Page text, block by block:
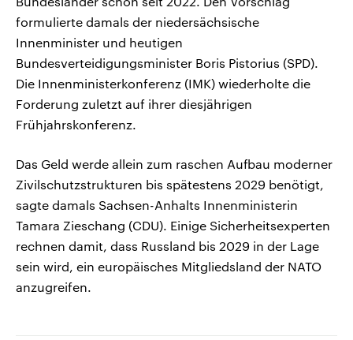
formulierte damals der niedersächsische
Innenminister und heutigen
Bundesverteidigungsminister Boris Pistorius (SPD).
Die Innenministerkonferenz (IMK) wiederholte die
Forderung zuletzt auf ihrer diesjährigen
Frühjahrskonferenz.
Das Geld werde allein zum raschen Aufbau moderner
Zivilschutzstrukturen bis spätestens 2029 benötigt,
sagte damals Sachsen-Anhalts Innenministerin
Tamara Zieschang (CDU). Einige Sicherheitsexperten
rechnen damit, dass Russland bis 2029 in der Lage
sein wird, ein europäisches Mitgliedsland der NATO
anzugreifen.